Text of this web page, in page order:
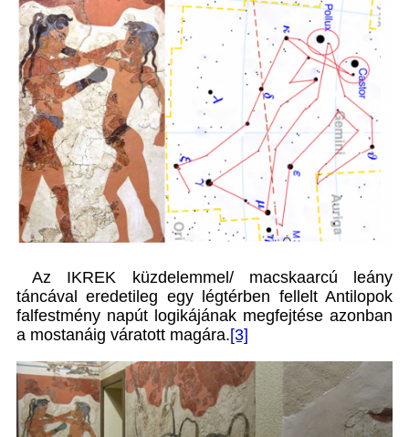
Az IKREK küzdelemmel/ macskaarcú leány
táncával eredetileg egy légtérben fellelt Antilopok
falfestmény napút logikájának megfejtése azonban
a mostanáig váratott magára.[3]